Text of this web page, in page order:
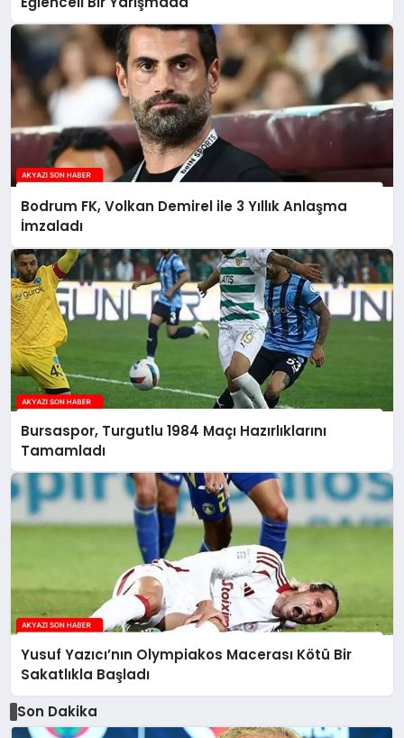
Bodrum FK, Volkan Demirel ile 3 Yıllık Anlaşma
İmzaladı
Bursaspor, Turgutlu 1984 Maçı Hazırlıklarını
Tamamladı
Yusuf Yazıcı’nın Olympiakos Macerası Kötü Bir
Sakatlıkla Başladı
Son Dakika